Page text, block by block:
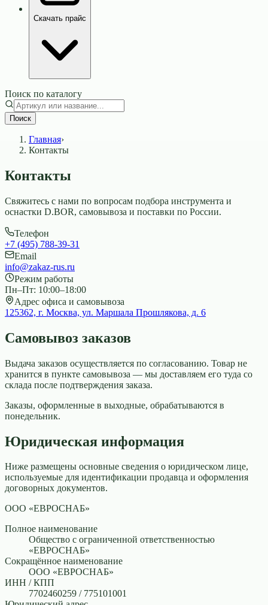
Скачать прайс
Поиск по каталогу
Поиск
Главная›
Контакты
Контакты
Свяжитесь с нами по вопросам подбора инструмента и
оснастки D.BOR, самовывоза и поставки по России.
Телефон
+7 (495) 788-39-31
Email
info@zakaz-rus.ru
Режим работы
Пн–Пт: 10:00–18:00
Адрес офиса и самовывоза
125362, г. Москва, ул. Маршала Прошлякова, д. 6
Самовывоз заказов
Выдача заказов осуществляется по согласованию. Товар не
хранится в пункте самовывоза — мы доставляем его туда со
склада после подтверждения заказа.
Заказы, оформленные в выходные, обрабатываются в
понедельник.
Юридическая информация
Ниже размещены основные сведения о юридическом лице,
используемые для идентификации продавца и оформления
договорных документов.
ООО «ЕВРОСНАБ»
Полное наименование
Общество с ограниченной ответственностью
«ЕВРОСНАБ»
Сокращённое наименование
ООО «ЕВРОСНАБ»
ИНН / КПП
7702460259 / 775101001